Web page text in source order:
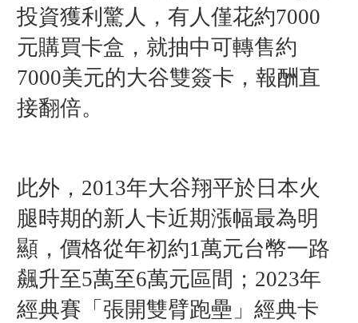
投資獲利驚人，有人僅花約7000
元購買卡盒，就抽中可轉售約
7000美元的大谷雙簽卡，報酬直
接翻倍。
此外，2013年大谷翔平於日本火
腿時期的新人卡近期漲幅最為明
顯，價格從年初約1萬元台幣一路
飆升至5萬至6萬元區間；2023年
經典賽「張開雙臂跑壘」經典卡